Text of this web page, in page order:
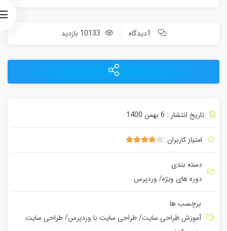
1دیدگاه 10133 بازدید
تاریخ انتشار : 6 بهمن 1400
امتیاز کاربران :
4.001 رای
دسته بندی
دوره های ویژه/ وردپرس
برچسب ها
آموزش طراحی سایت/طراحی سایت با وردپرس/طراحی سایت